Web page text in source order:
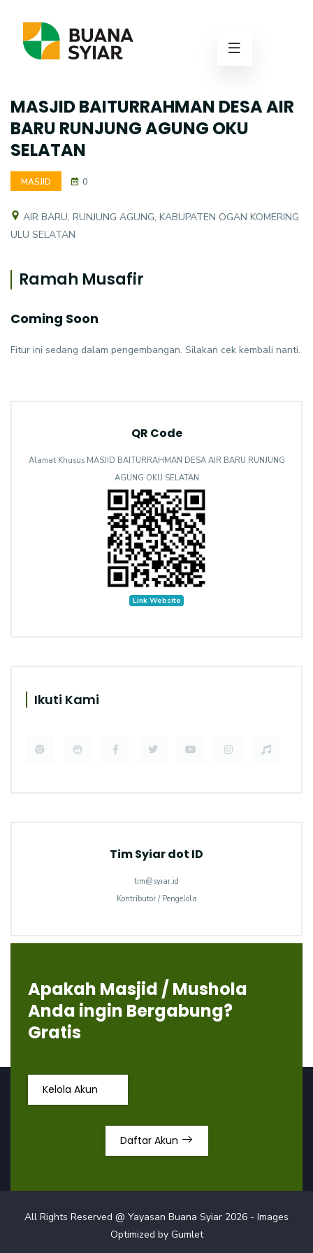
MASJID BAITURRAHMAN DESA AIR
BARU RUNJUNG AGUNG OKU
SELATAN
MASJID 0
AIR BARU, RUNJUNG AGUNG, KABUPATEN OGAN KOMERING
ULU SELATAN
Ramah Musafir
Coming Soon
Fitur ini sedang dalam pengembangan. Silakan cek kembali nanti.
QR Code
Alamat Khusus MASJID BAITURRAHMAN DESA AIR BARU RUNJUNG
AGUNG OKU SELATAN
Link Website
Ikuti Kami
Tim Syiar dot ID
tim@syiar.id
Kontributor / Pengelola
Apakah Masjid / Mushola
Anda ingin Bergabung?
Gratis
Kelola Akun
Daftar Akun
All Rights Reserved @ Yayasan Buana Syiar 2026 - Images
Optimized by Gumlet